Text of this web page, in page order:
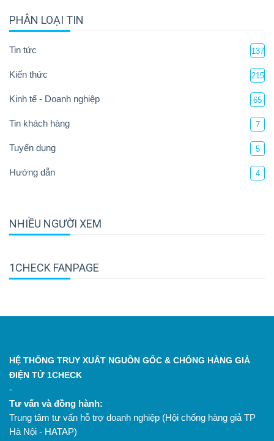
PHÂN LOẠI TIN
Tin tức 137
Kiến thức 215
Kinh tế - Doanh nghiệp 65
Tin khách hàng 7
Tuyển dụng 5
Hướng dẫn 4
NHIỀU NGƯỜI XEM
1CHECK FANPAGE
HỆ THỐNG TRUY XUẤT NGUỒN GỐC & CHỐNG HÀNG GIẢ
ĐIỆN TỬ 1CHECK
-
Tư vấn và đồng hành:
Trung tâm tư vấn hỗ trợ doanh nghiệp (Hội chống hàng giả TP
Hà Nội - HATAP)